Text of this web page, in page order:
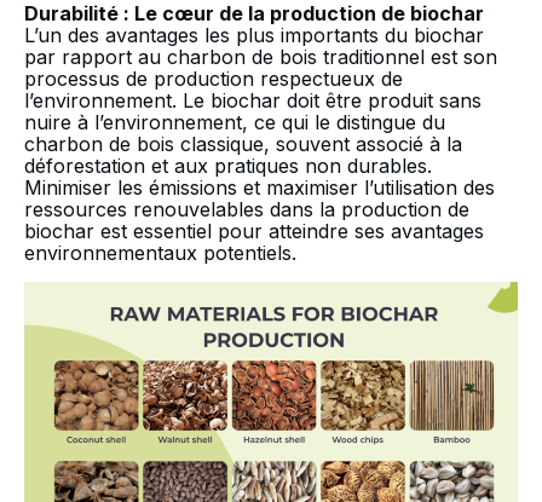
Durabilité : Le cœur de la production de biochar
L’un des avantages les plus importants du biochar
par rapport au charbon de bois traditionnel est son
processus de production respectueux de
l’environnement. Le biochar doit être produit sans
nuire à l’environnement, ce qui le distingue du
charbon de bois classique, souvent associé à la
déforestation et aux pratiques non durables.
Minimiser les émissions et maximiser l’utilisation des
ressources renouvelables dans la production de
biochar est essentiel pour atteindre ses avantages
environnementaux potentiels.